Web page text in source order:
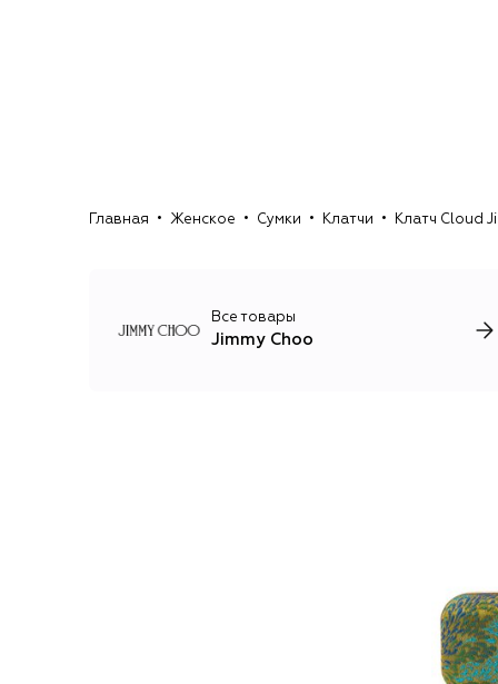
Главная Женское Сумки Клатчи Клатч Cloud
Все товары
Jimmy Choo